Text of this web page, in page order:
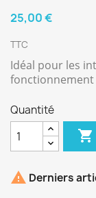
25,00 €
TTC
Idéal pour les
fonctionnement
Quantité

 Derniers